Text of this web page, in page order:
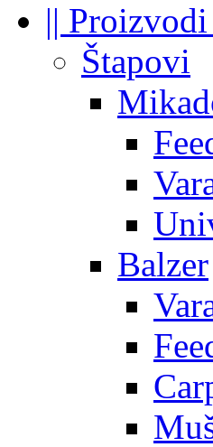
|| Proizvodi
Štapovi
Balzer